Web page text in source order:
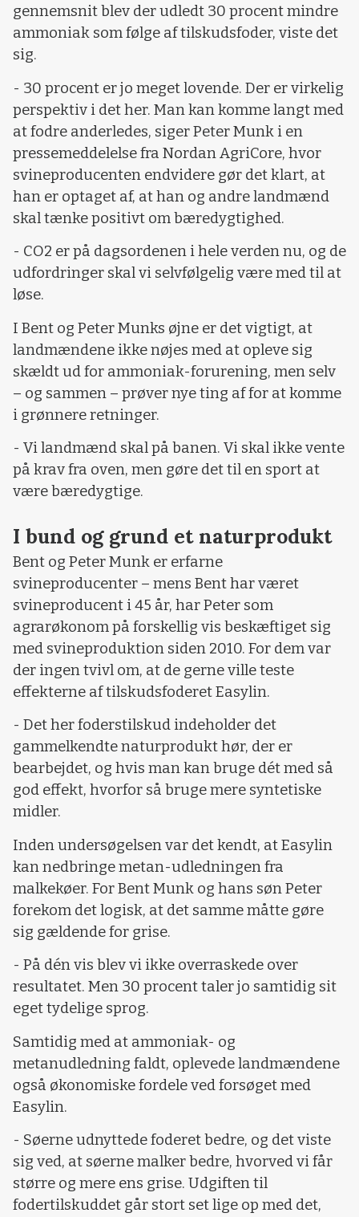
gennemsnit blev der udledt 30 procent mindre
ammoniak som følge af tilskudsfoder, viste det
sig.
- 30 procent er jo meget lovende. Der er virkelig
perspektiv i det her. Man kan komme langt med
at fodre anderledes, siger Peter Munk i en
pressemeddelelse fra Nordan AgriCore, hvor
svineproducenten endvidere gør det klart, at
han er optaget af, at han og andre landmænd
skal tænke positivt om bæredygtighed.
- CO2 er på dagsordenen i hele verden nu, og de
udfordringer skal vi selvfølgelig være med til at
løse.
I Bent og Peter Munks øjne er det vigtigt, at
landmændene ikke nøjes med at opleve sig
skældt ud for ammoniak-forurening, men selv
– og sammen – prøver nye ting af for at komme
i grønnere retninger.
- Vi landmænd skal på banen. Vi skal ikke vente
på krav fra oven, men gøre det til en sport at
være bæredygtige.
I bund og grund et naturprodukt
Bent og Peter Munk er erfarne
svineproducenter – mens Bent har været
svineproducent i 45 år, har Peter som
agrarøkonom på forskellig vis beskæftiget sig
med svineproduktion siden 2010. For dem var
der ingen tvivl om, at de gerne ville teste
effekterne af tilskudsfoderet Easylin.
- Det her foderstilskud indeholder det
gammelkendte naturprodukt hør, der er
bearbejdet, og hvis man kan bruge dét med så
god effekt, hvorfor så bruge mere syntetiske
midler.
Inden undersøgelsen var det kendt, at Easylin
kan nedbringe metan-udledningen fra
malkekøer. For Bent Munk og hans søn Peter
forekom det logisk, at det samme måtte gøre
sig gældende for grise.
- På dén vis blev vi ikke overraskede over
resultatet. Men 30 procent taler jo samtidig sit
eget tydelige sprog.
Samtidig med at ammoniak- og
metanudledning faldt, oplevede landmændene
også økonomiske fordele ved forsøget med
Easylin.
- Søerne udnyttede foderet bedre, og det viste
sig ved, at søerne malker bedre, hvorved vi får
større og mere ens grise. Udgiften til
fodertilskuddet går stort set lige op med det,